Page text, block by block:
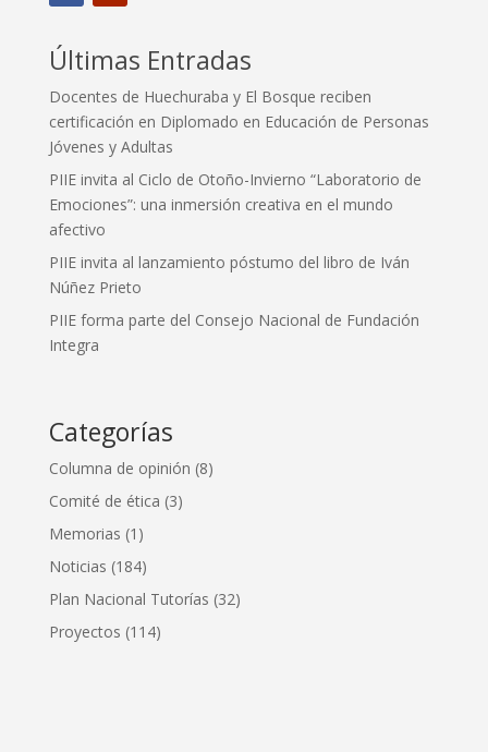
Últimas Entradas
Docentes de Huechuraba y El Bosque reciben
certificación en Diplomado en Educación de Personas
Jóvenes y Adultas
PIIE invita al Ciclo de Otoño-Invierno “Laboratorio de
Emociones”: una inmersión creativa en el mundo
afectivo
PIIE invita al lanzamiento póstumo del libro de Iván
Núñez Prieto
PIIE forma parte del Consejo Nacional de Fundación
Integra
Categorías
Columna de opinión (8)
Comité de ética (3)
Memorias (1)
Noticias (184)
Plan Nacional Tutorías (32)
Proyectos (114)